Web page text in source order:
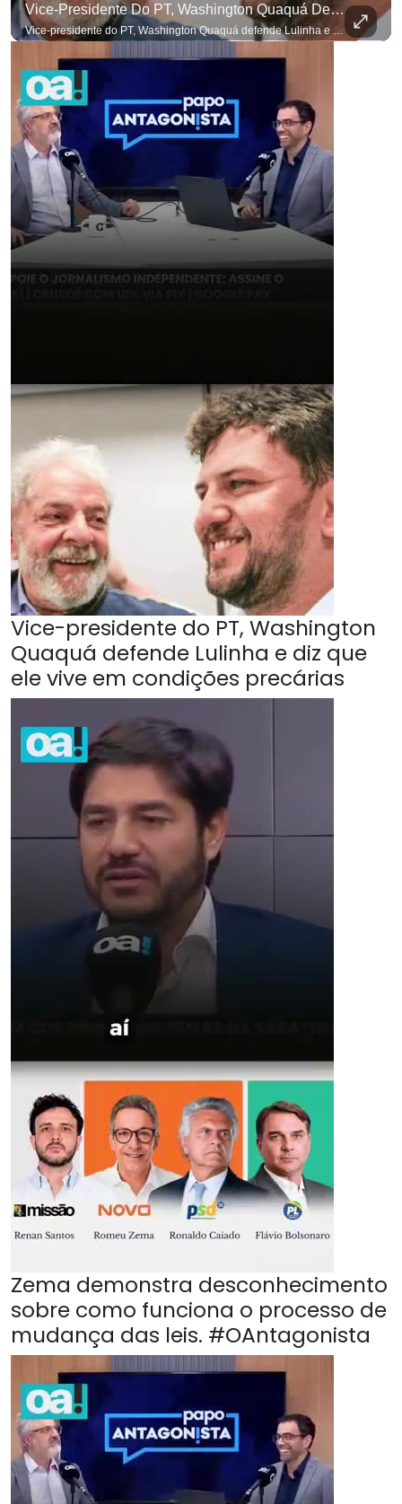
Vice-Presidente Do PT, Washington Quaquá Defende Lulinha E Diz Que Ele Vive Em Condições Precárias
Vice-presidente do PT, Washington Quaquá defende Lulinha e diz que ele vive em condições espartanas na Espanha. #OAntagonista Se você busca informação com credibilidade, inscreva-se agora e ative o
Vice-presidente do PT, Washington
Quaquá defende Lulinha e diz que
ele vive em condições precárias
Zema demonstra desconhecimento
sobre como funciona o processo de
mudança das leis. #OAntagonista